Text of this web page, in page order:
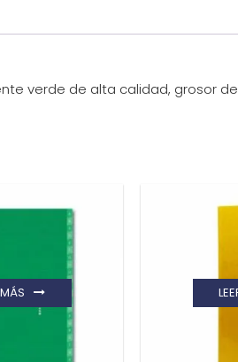
verde de alta calidad, grosor